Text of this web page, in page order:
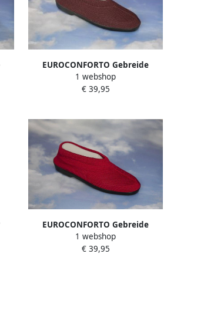
EUROCONFORTO Gebreide
Portugese Schoen Bordeaux Vino
Instappers Pantoffel
1 webshop
€ 39,95
EUROCONFORTO Gebreide
Portugese Schoen | Rood
1 webshop
€ 39,95